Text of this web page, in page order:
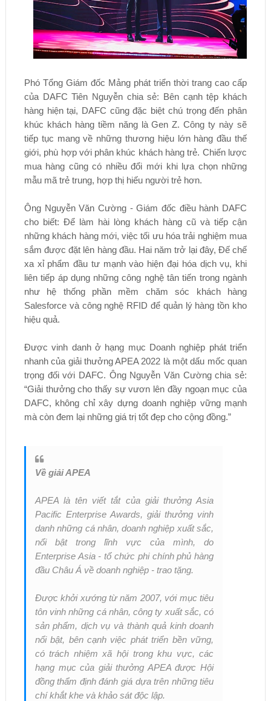
Phó Tổng Giám đốc Mảng phát triển thời trang cao cấp
của DAFC Tiên Nguyễn chia sẻ: Bên cạnh tệp khách
hàng hiện tại, DAFC cũng đặc biệt chú trọng đến phân
khúc khách hàng tiềm năng là Gen Z. Công ty này sẽ
tiếp tục mang về những thương hiệu lớn hàng đầu thế
giới, phù hợp với phân khúc khách hàng trẻ. Chiến lược
mua hàng cũng có nhiều đổi mới khi lựa chọn những
mẫu mã trẻ trung, hợp thị hiếu người trẻ hơn.
Ông Nguyễn Văn Cường - Giám đốc điều hành DAFC
cho biết: Để làm hài lòng khách hàng cũ và tiếp cận
những khách hàng mới, việc tối ưu hóa trải nghiệm mua
sắm được đặt lên hàng đầu. Hai năm trở lại đây, Đế chế
xa xỉ phẩm đầu tư mạnh vào hiện đại hóa dịch vụ, khi
liên tiếp áp dụng những công nghệ tân tiến trong ngành
như hệ thống phần mềm chăm sóc khách hàng
Salesforce và công nghệ RFID để quản lý hàng tồn kho
hiệu quả.
Được vinh danh ở hạng mục Doanh nghiệp phát triển
nhanh của giải thưởng APEA 2022 là một dấu mốc quan
trọng đối với DAFC. Ông Nguyễn Văn Cường chia sẻ:
“Giải thưởng cho thấy sự vươn lên đầy ngoạn mục của
DAFC, không chỉ xây dựng doanh nghiệp vững mạnh
mà còn đem lại những giá trị tốt đẹp cho cộng đồng.”
Về giải APEA
APEA là tên viết tắt của giải thưởng Asia
Pacific Enterprise Awards, giải thưởng vinh
danh những cá nhân, doanh nghiệp xuất sắc,
nổi bật trong lĩnh vực của mình, do
Enterprise Asia - tổ chức phi chính phủ hàng
đầu Châu Á về doanh nghiệp - trao tặng.
Được khởi xướng từ năm 2007, với mục tiêu
tôn vinh những cá nhân, công ty xuất sắc, có
sản phẩm, dịch vụ và thành quả kinh doanh
nổi bật, bên cạnh việc phát triển bền vững,
có trách nhiệm xã hội trong khu vực, các
hạng mục của giải thưởng APEA được Hội
đồng thẩm định đánh giá dựa trên những tiêu
chí khắt khe và khảo sát độc lập.